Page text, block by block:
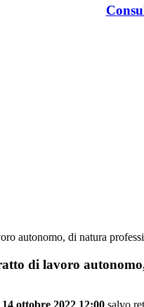
autonomo, di natura
di lavoro
ottobre 2022 12:00 salvo